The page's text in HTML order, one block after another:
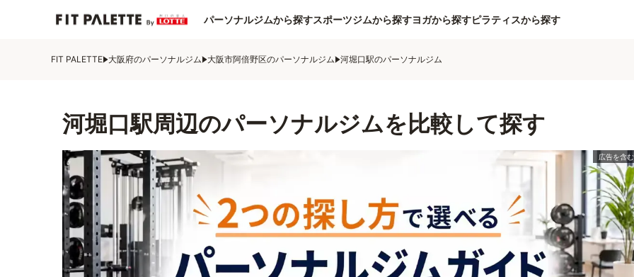
パーソナルジムから探すスポーツジムから探すヨガから探すピラティスから探す
FIT PALETTE 大阪府のパーソナルジム 大阪市阿倍野区のパーソナルジム 河堀口駅のパーソナルジム
河堀口駅周辺のパーソナルジムを比較して探す